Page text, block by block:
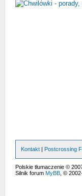
Kontakt Postcrossing
Polskie tłumaczenie ©
Silnik forum MyBB, ©